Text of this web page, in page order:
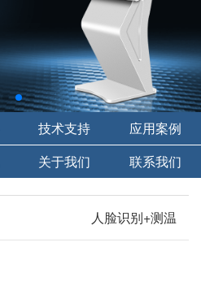
技术支持
应用案例
关于我们 联系我们
人脸识别+测温